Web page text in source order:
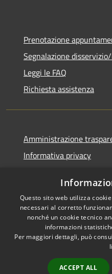
Prenotazione
Segnalazione
Leggi le FAQ
Richiesta assistenza
Amministrazione
Informativa privacy
Dichiarazione di
RSS
Questo sito web utilizza
necessari al corretto
nonché un cookie tecnico
informazioni
Per maggiori dettagli, può
ACCEPT ALL